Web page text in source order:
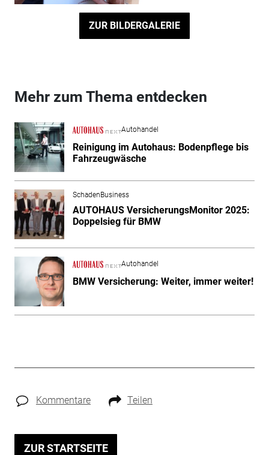
ZUR BILDERGALERIE
Mehr zum Thema entdecken
Autohandel
Reinigung im Autohaus: Bodenpflege bis
Fahrzeugwäsche
SchadenBusiness
AUTOHAUS VersicherungsMonitor 2025:
Doppelsieg für BMW
Autohandel
BMW Versicherung: Weiter, immer weiter!
Kommentare Teilen
ZUR STARTSEITE